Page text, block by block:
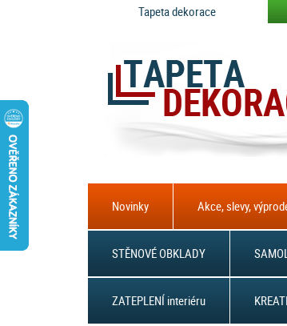
Tapeta dekorace
Novinky Akce, slevy,
STĚNOVÉ OBKLADY
ZATEPLENÍ interiéru